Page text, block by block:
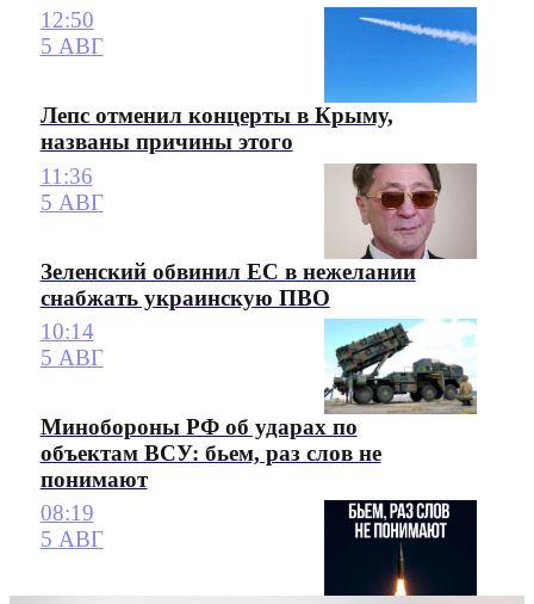
12:50
5 АВГ
Лепс отменил концерты в Крыму,
названы причины этого
11:36
5 АВГ
Зеленский обвинил ЕС в нежелании
снабжать украинскую ПВО
10:14
5 АВГ
Минобороны РФ об ударах по
объектам ВСУ: бьем, раз слов не
понимают
08:19
5 АВГ